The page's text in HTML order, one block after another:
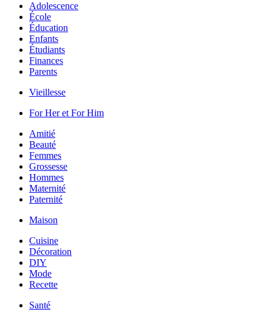
Adolescence
École
Éducation
Enfants
Étudiants
Finances
Parents
Vieillesse
For Her et For Him
Amitié
Beauté
Femmes
Grossesse
Hommes
Maternité
Paternité
Maison
Cuisine
Décoration
DIY
Mode
Recette
Santé